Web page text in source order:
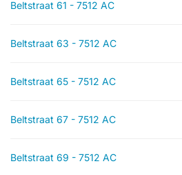
Beltstraat 61 - 7512 AC
Beltstraat 63 - 7512 AC
Beltstraat 65 - 7512 AC
Beltstraat 67 - 7512 AC
Beltstraat 69 - 7512 AC